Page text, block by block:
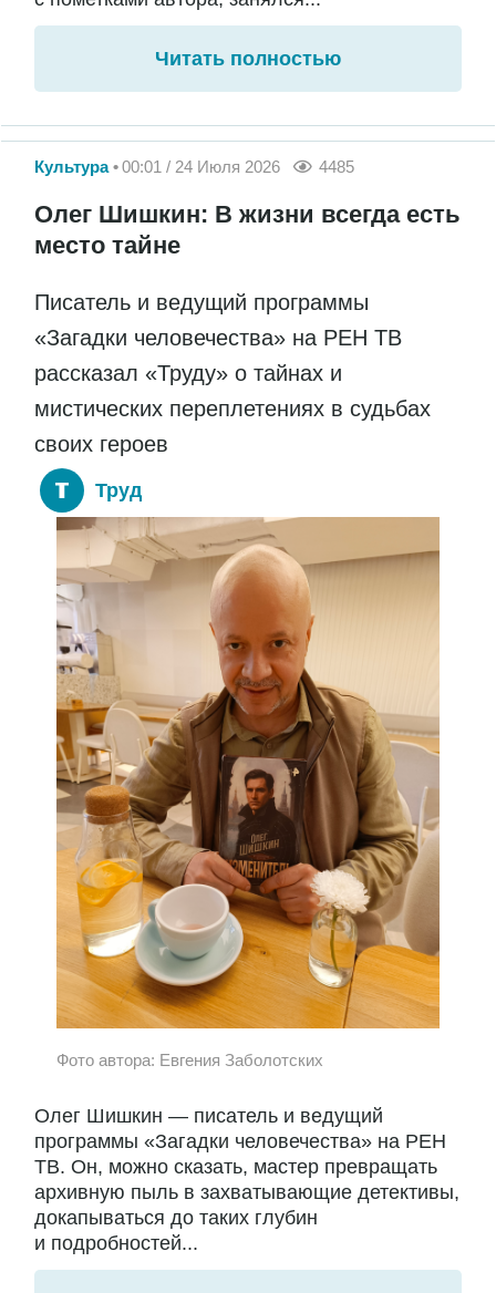
Читать полностью
Культура 00:01 / 24 Июля 2026 4485
Олег Шишкин: В жизни всегда есть
место тайне
Писатель и ведущий программы
«Загадки человечества» на РЕН ТВ
рассказал «Труду» о тайнах и
мистических переплетениях в судьбах
своих героев
Труд
Фото автора: Евгения Заболотских
Олег Шишкин — писатель и ведущий
программы «Загадки человечества» на РЕН
ТВ. Он, можно сказать, мастер превращать
архивную пыль в захватывающие детективы,
докапываться до таких глубин
и подробностей...